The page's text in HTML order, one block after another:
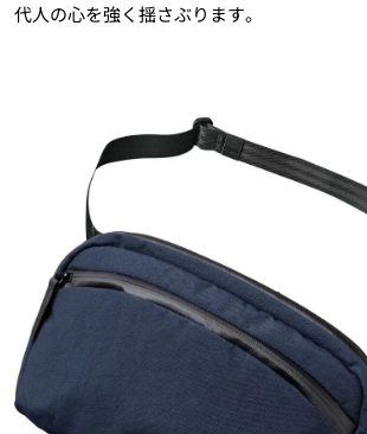
代人の心を強く揺さぶります。